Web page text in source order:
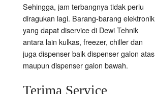
Sehingga, jam terbangnya tidak perlu
diragukan lagi. Barang-barang elektronik
yang dapat diservice di Dewi Tehnik
antara lain kulkas, freezer, chiller dan
juga dispenser baik dispenser galon atas
maupun dispenser galon bawah.
Terima Service